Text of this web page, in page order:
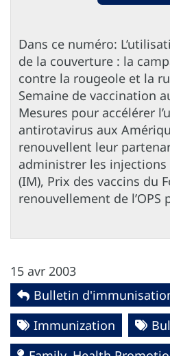
Dans ce numéro:
de la couverture : la
contre la rougeole et la
Semaine de vaccination
Mesures pour accélérer
antirotavirus aux
renouvellent leur
administrer les
(IM), Prix des vaccins du
renouvellement de l’OPS
15 avr 2003
Bulletin
Immunization